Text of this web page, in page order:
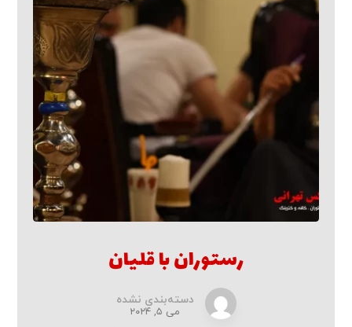
رستوران با قلیان
دسته‌بندی نشده
می ۵, ۲۰۲۴